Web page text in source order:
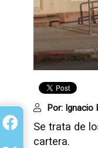
Por: Ignacio
Se trata de
cartera.